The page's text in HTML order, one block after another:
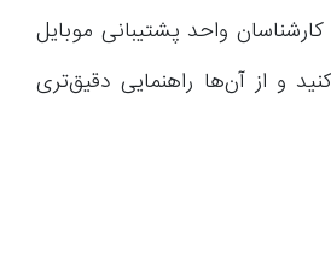
واحد پشتیبانی موبایل
و از آن‌ها راهنمایی دقیق‌تری